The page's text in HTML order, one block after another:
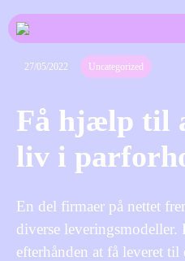
27/05/2022 Uncategorized
Få hjælp til
liv i
En del firmaer på nettet
diverse leveringsmodeller.
efterhånden at få leveret